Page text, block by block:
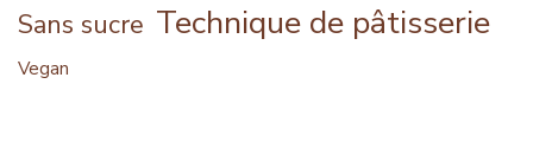
Sans sucre Technique de pâtisserie
Vegan